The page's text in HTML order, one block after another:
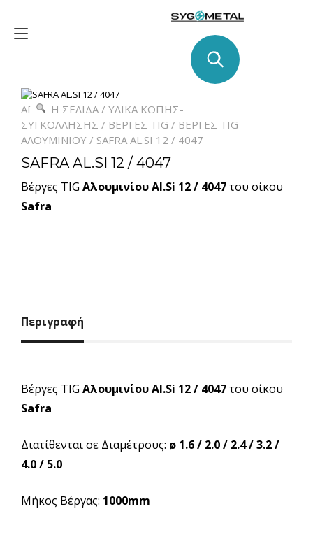
contentToggle
ΑΡΧΙΚΉ ΣΕΛΊΔΑ/ ΥΛΙΚΑ ΚΟΠΗΣ-
ΣΥΓΚΟΛΛΗΣΗΣ / ΒΈΡΓΕΣ TIG / ΒΈΡΓΕΣ TIG
ΑΛΟΥΜΙΝΊΟΥ / SAFRA AL.SI 12 / 4047
SAFRA AL.SI 12 / 4047
Βέργες TIG Αλουμινίου Al.Si 12 / 4047του οίκου
Safra
Περιγραφή
Βέργες TIG Αλουμινίου Al.Si 12 / 4047του οίκου
Safra
Διατίθενται σε Διαμέτρους: ø 1.6 / 2.0 / 2.4 / 3.2 /
4.0 / 5.0
Μήκος Βέργας: 1000mm